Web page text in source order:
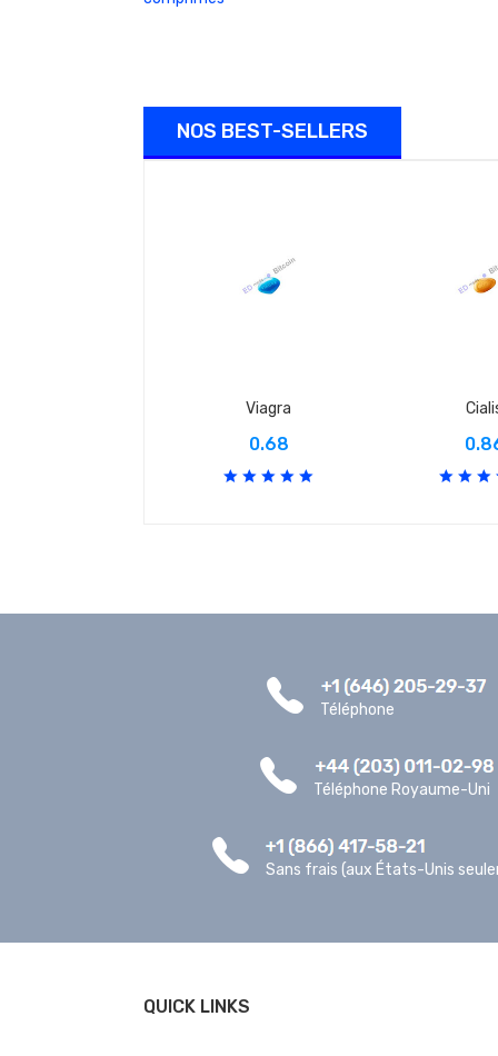
NOS BEST-SELLERS
Viagra
0.68
Téléphone
Téléphone Royaume-Uni
Sans frais (aux États-Unis
QUICK LINKS